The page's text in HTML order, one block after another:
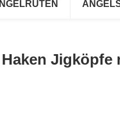
Jigköpfe